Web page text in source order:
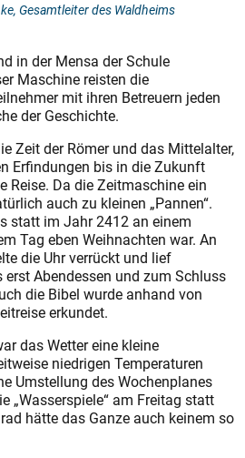
Gesamtleiter des Waldheims
in der Mensa der Schule
Maschine reisten die
mit ihren Betreuern jeden
der Geschichte.
Zeit der Römer und das Mittelalter,
Erfindungen bis in die Zukunft
Reise. Da die Zeitmaschine ein
auch zu kleinen „Pannen“.
statt im Jahr 2412 an einem
Tag eben Weihnachten war. An
die Uhr verrückt und lief
Abendessen und zum Schluss
die Bibel wurde anhand von
erkundet.
das Wetter eine kleine
niedrigen Temperaturen
Umstellung des Wochenplanes
„Wasserspiele“ am Freitag statt
hätte das Ganze auch keinem so